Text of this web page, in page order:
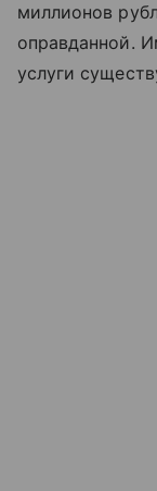
миллионов
оправданной.
услуги